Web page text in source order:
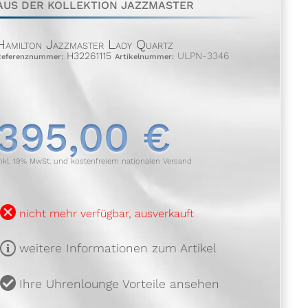
DER KOLLEKTION JAZZMASTER
Jazzmaster Lady Quartz
H32261115 Artikelnummer:ULPN-3346
€
19% MwSt. und kostenfreiem nationalen Versand
nicht mehr verfügbar, ausverkauft
weitere Informationen zum Artikel
Ihre Uhrenlounge Vorteile ansehen